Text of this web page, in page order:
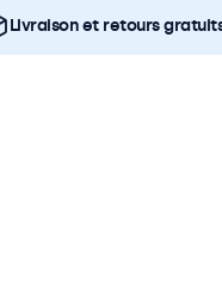
Livraison et retours